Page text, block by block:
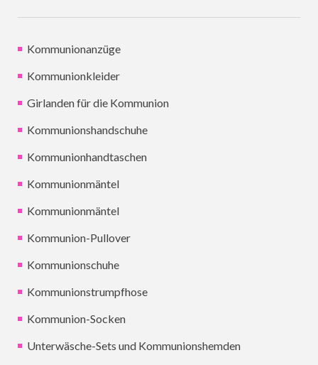
Kommunionanzüge
Kommunionkleider
Girlanden für die Kommunion
Kommunionshandschuhe
Kommunionhandtaschen
Kommunionmäntel
Kommunionmäntel
Kommunion-Pullover
Kommunionschuhe
Kommunionstrumpfhose
Kommunion-Socken
Unterwäsche-Sets und Kommunionshemden